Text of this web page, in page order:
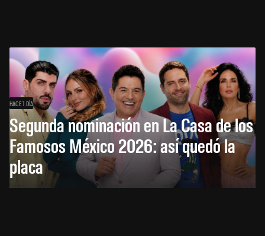
HACE 1 DÍA
Segunda nominación en La Casa de los
Famosos México 2026: así quedó la
placa